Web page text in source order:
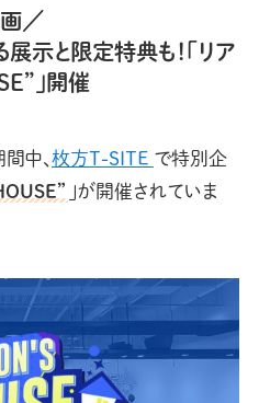
／
示と限定特典も！「リア
」開催
中、 枚方T-SITE で特別企
」が開催されていま